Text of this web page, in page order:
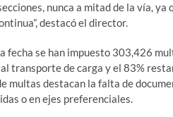
nunca a mitad de la vía,
destacó el director.
fecha se han impuesto 303,426
transporte de carga y el 83%
multas destacan la falta de
o en ejes preferenciales.